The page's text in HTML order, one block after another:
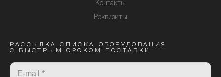
Контакты
Реквизиты
РАССЫЛКА СПИСКА ОБОРУДОВАНИЯ
С БЫСТРЫМ СРОКОМ ПОСТАВКИ